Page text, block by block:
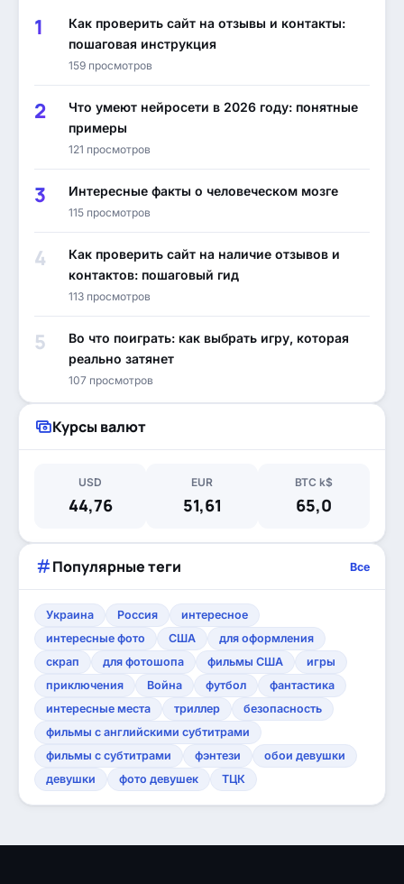
Как проверить сайт на отзывы и контакты:
пошаговая инструкция
159 просмотров
Что умеют нейросети в 2026 году: понятные
примеры
121 просмотров
Интересные факты о человеческом мозге
115 просмотров
Как проверить сайт на наличие отзывов и
контактов: пошаговый гид
113 просмотров
Во что поиграть: как выбрать игру, которая
реально затянет
107 просмотров
Курсы валют
USD
44,76
EUR
51,61
BTC k$
65,0
Популярные теги Все
Украина Россия
интересное
интересные фото
США
для оформления
скрап
для фотошопа фильмы США
игры
приключения
Война футбол
фантастика
интересные места
триллер
безопасность
фильмы с английскими субтитрами
фильмы с субтитрами
фэнтези
обои девушки
девушки
фото девушек ТЦК